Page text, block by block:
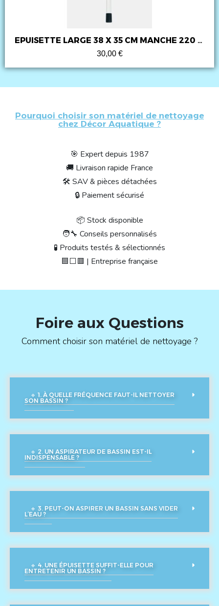
EPUISETTE LARGE 38 X 35 CM MANCHE 220 CM
30,00 €
Pourquoi choisir son matériel de nettoyage
chez Décor Aquatique ?
🎯 Expert depuis 1987
🚚 Livraison rapide France
🛠 SAV & pièces détachées
🔒 Paiement sécurisé
📦 Stock disponible
🧑‍🔧 Conseils personnalisés
🧪 Produits testés & sélectionnés
🟦⬜🟥 | Entreprise française
Foire aux Questions
Comment choisir son matériel de nettoyage ?
🔹 1. À QUELLE FRÉQUENCE FAUT-IL NETTOYER
SON BASSIN ?
🔹 2. UN ASPIRATEUR DE BASSIN EST-IL
INDISPENSABLE ?
🔹 3. PEUT-ON ASPIRER UN BASSIN SANS VIDER
L’EAU ?
🔹 4. UNE ÉPUISETTE SUFFIT-ELLE POUR
ENTRETENIR UN BASSIN ?